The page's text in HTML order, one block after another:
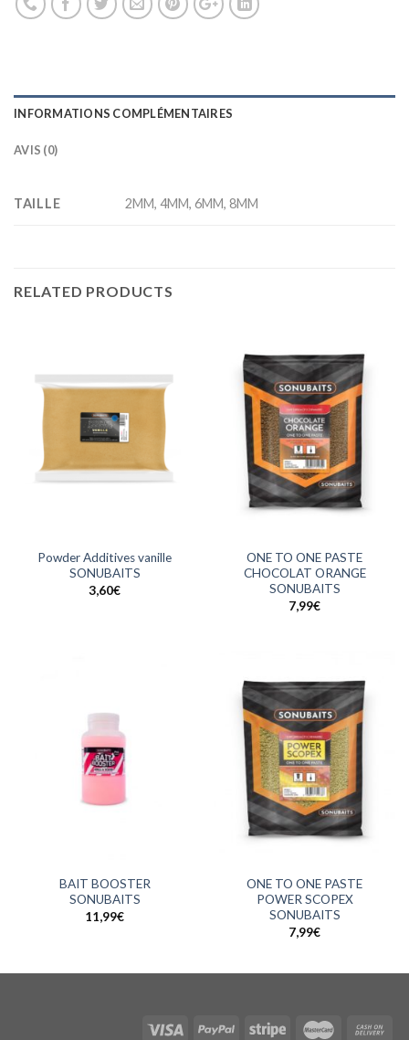
INFORMATIONS COMPLÉMENTAIRES
AVIS (0)
TAILLE 2MM, 4MM, 6MM, 8MM
RELATED PRODUCTS
Powder Additives vanille
SONUBAITS
3,60€
ONE TO ONE PASTE
CHOCOLAT ORANGE
SONUBAITS
7,99€
BAIT BOOSTER
SONUBAITS
11,99€
ONE TO ONE PASTE
POWER SCOPEX
SONUBAITS
7,99€